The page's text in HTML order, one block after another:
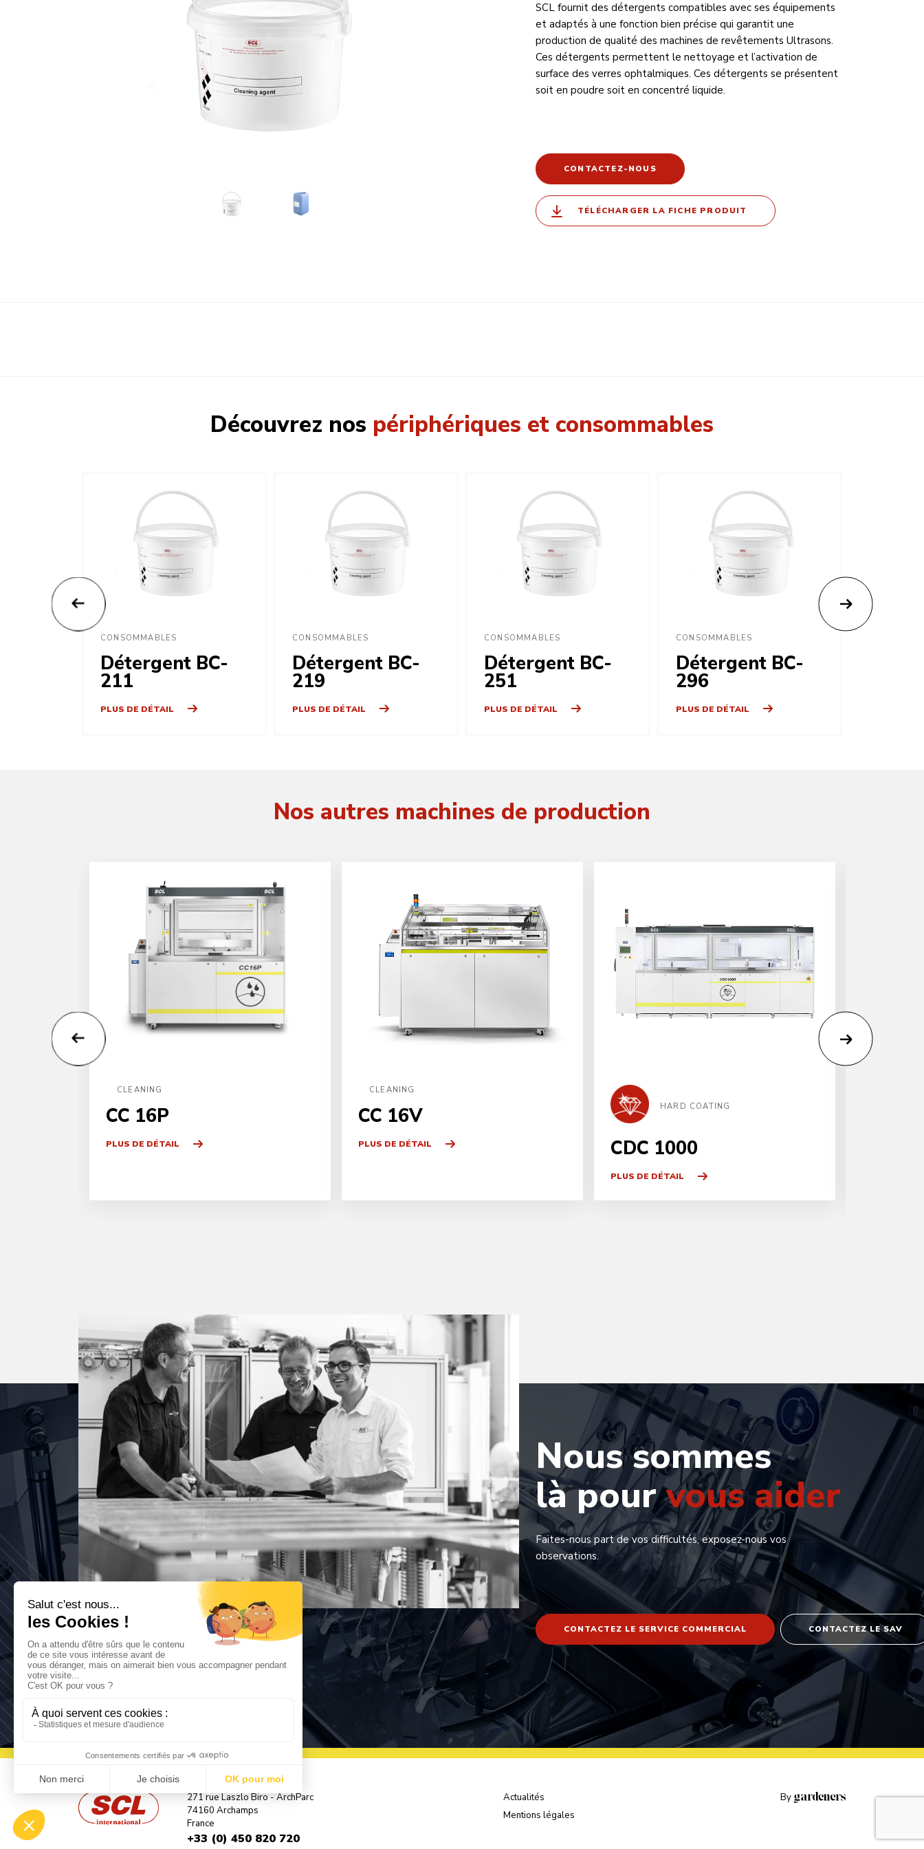
SCL fournit des détergents compatibles avec ses équipements
et adaptés à une fonction bien précise qui garantit une
production de qualité des machines de revêtements Ultrasons.
Ces détergents permettent le nettoyage et l’activation de
surface des verres ophtalmiques. Ces détergents se présentent
soit en poudre soit en concentré liquide.
CONTACTEZ-NOUS
TÉLÉCHARGER LA FICHE PRODUIT
Découvrez nos périphériques et consommables
CONSOMMABLES
Détergent BC-
211
PLUS DE DÉTAIL
CONSOMMABLES
Détergent BC-
219
PLUS DE DÉTAIL
CONSOMMABLES
Détergent BC-
251
PLUS DE DÉTAIL
CONSOMMABLES
Détergent BC-
296
PLUS DE DÉTAIL
Nos autres machines de production
CLEANING
CC 16P
PLUS DE DÉTAIL
CLEANING
CC 16V
PLUS DE DÉTAIL
HARD COATING
CDC 1000
PLUS DE DÉTAIL
Nous sommes
là pourvous aider
Faites-nous part de vos difficultés, exposez-nous vos
observations.
CONTACTEZ LE SERVICE COMMERCIAL CONTACTEZ LE SAV
271 rue Laszlo Biro - ArchParc
74160 Archamps
France
+33 (0) 450 820 720
Actualités
Mentions légales
By